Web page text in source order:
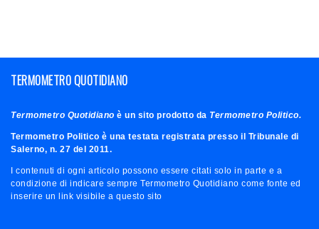
TERMOMETRO QUOTIDIANO
Termometro Quotidiano è un sito prodotto da Termometro Politico.
Termometro Politico è una testata registrata presso il Tribunale di
Salerno, n. 27 del 2011.
I contenuti di ogni articolo possono essere citati solo in parte e a
condizione di indicare sempre Termometro Quotidiano come fonte ed
inserire un link visibile a questo sito